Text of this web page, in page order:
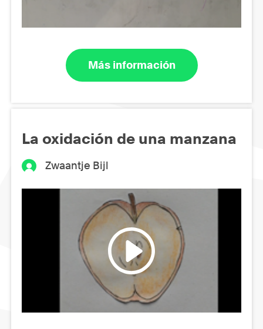
Más información
La oxidación de una manzana
Zwaantje Bijl